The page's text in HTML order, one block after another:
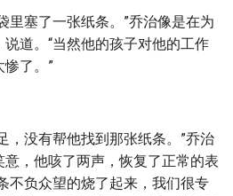
里塞了一张纸条。”乔治像是在为
道。“当然他的孩子对他的工作
了。”
，没有帮他找到那张纸条。”乔治
，他咳了两声，恢复了正常的表
不负众望的烧了起来，我们很专